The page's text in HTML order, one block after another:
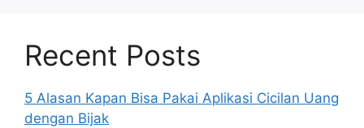
Recent Posts
5 Alasan Kapan Bisa Pakai Aplikasi Cicilan Uang
dengan Bijak